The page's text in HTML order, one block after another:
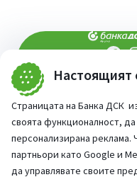
Настоящият
Страницата на Банка ДСК
своята функционалност,
персонализирана реклама.
партньори като Google и
да управлявате своите
При въпроси -
©2026